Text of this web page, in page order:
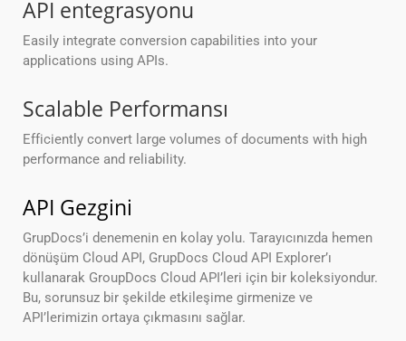
API entegrasyonu
Easily integrate conversion capabilities into your
applications using APIs.
Scalable Performansı
Efficiently convert large volumes of documents with high
performance and reliability.
API Gezgini
GrupDocs’i denemenin en kolay yolu. Tarayıcınızda hemen
dönüşüm Cloud API, GrupDocs Cloud API Explorer’ı
kullanarak GroupDocs Cloud API’leri için bir koleksiyondur.
Bu, sorunsuz bir şekilde etkileşime girmenize ve
API’lerimizin ortaya çıkmasını sağlar.